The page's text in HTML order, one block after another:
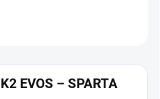
EVOS – SPARTA